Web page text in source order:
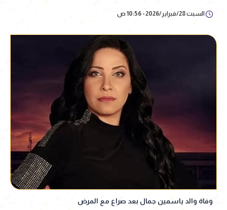
السبت 28/فبراير/2026 - 10:56 ص
وفاة والد ياسمين جمال بعد صراع مع المرض